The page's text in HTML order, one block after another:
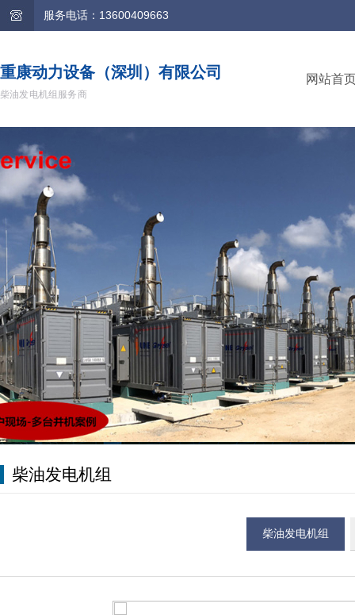
服务电话：13600409663
重康动力设备（深圳）有限公司
柴油发电机组服务商
网站首
柴油发电机组
柴油发电机组